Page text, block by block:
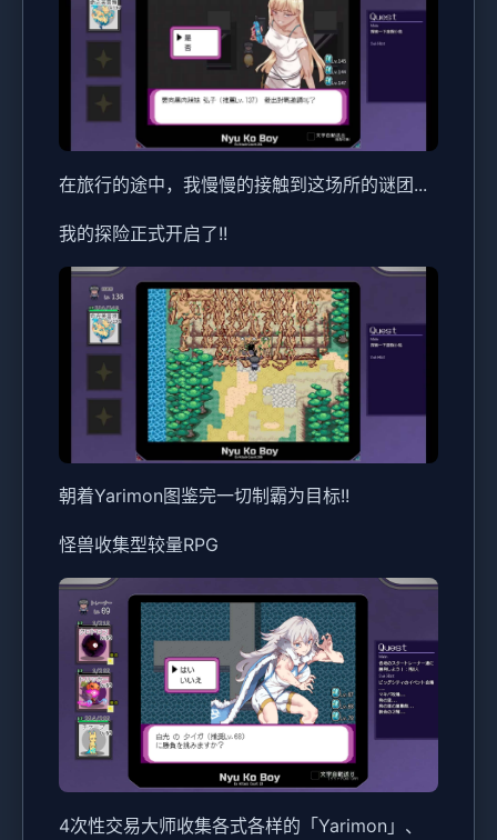
在旅行的途中，我慢慢的接触到这场所的谜团...
我的探险正式开启了!!
朝着Yarimon图鉴完一切制霸为目标!!
怪兽收集型较量RPG
4次性交易大师收集各式各样的「Yarimon」、